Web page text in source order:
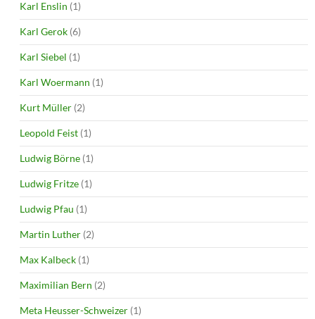
Karl Enslin (1)
Karl Gerok (6)
Karl Siebel (1)
Karl Woermann (1)
Kurt Müller (2)
Leopold Feist (1)
Ludwig Börne (1)
Ludwig Fritze (1)
Ludwig Pfau (1)
Martin Luther (2)
Max Kalbeck (1)
Maximilian Bern (2)
Meta Heusser-Schweizer (1)